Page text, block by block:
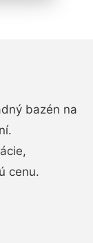
bazén na
cenu.